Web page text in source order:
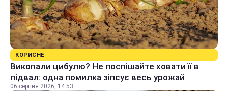
КОРИСНЕ
Викопали цибулю? Не поспішайте ховати її в
підвал: одна помилка зіпсує весь урожай
06 серпня 2026, 14:53